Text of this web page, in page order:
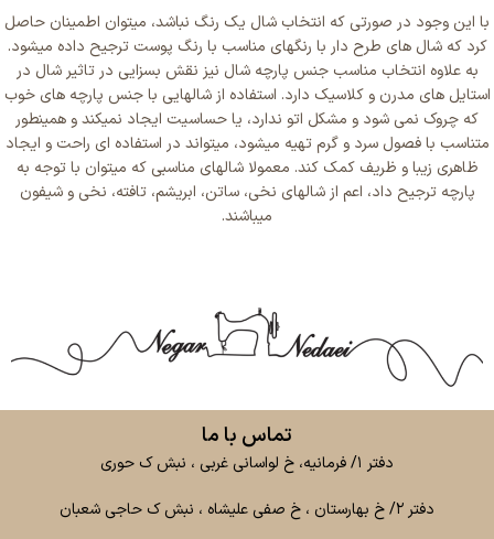
با این وجود در صورتی که انتخاب شال یک رنگ نباشد، میتوان اطمینان حاصل
کرد که شال های طرح دار با رنگهای مناسب با رنگ پوست ترجیح داده میشود.
به علاوه انتخاب مناسب جنس پارچه شال نیز نقش بسزایی در تاثیر شال در
استایل های مدرن و کلاسیک دارد. استفاده از شالهایی با جنس پارچه های خوب
که چروک نمی شود و مشکل اتو ندارد، یا حساسیت ایجاد نمیکند و همینطور
متناسب با فصول سرد و گرم تهیه میشود، میتواند در استفاده ای راحت و ایجاد
ظاهری زیبا و ظریف کمک کند. معمولا شالهای مناسبی که میتوان با توجه به
پارچه ترجیح داد، اعم از شالهای نخی، ساتن، ابریشم، تافته، نخی و شیفون
میباشند.
تماس با ما
دفتر ۱/ فرمانیه، خ لواسانی غربی ، نبش ک حوری
دفتر ۲/ خ بهارستان ، خ صفی علیشاه ، نبش ک حاجی شعبان